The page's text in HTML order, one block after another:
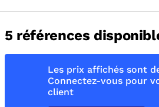
5 références
Les prix affichés sont
Connectez-vous pour
client